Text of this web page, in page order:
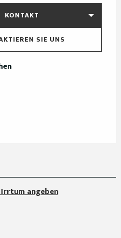
KONTAKT
SIE UNS
angeben